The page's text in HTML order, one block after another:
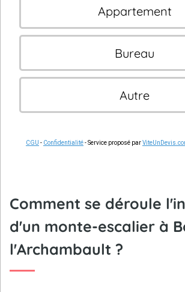
Appartement
Bureau
Autre
CGU - Confidentialité- Service proposé par
Comment se déroule
d'un monte-escalier à
l'Archambault ?